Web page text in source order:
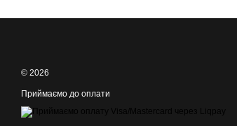
© 2026
Приймаємо до оплати